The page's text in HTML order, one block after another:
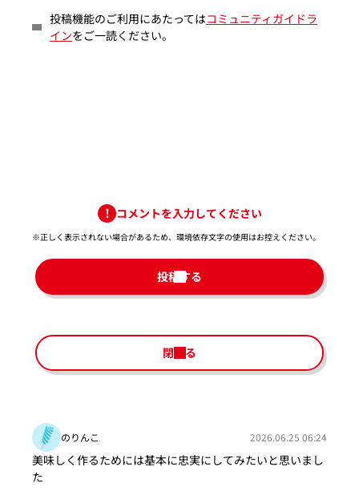
投稿機能のご利用にあたってはコミュニティガイドラ
インをご一読ください。
コメントを入力してください
※正しく表示されない場合があるため、環境依存文字の使用はお控えください。​
投稿する
閉じる
のりんこ 2026.06.25 06:24
美味しく作るためには基本に忠実にしてみたいと思いまし
た